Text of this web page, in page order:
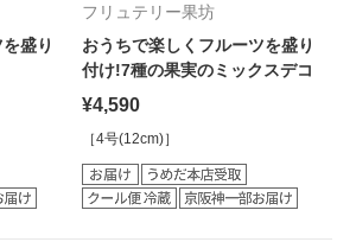
盛り
フリュテリー果坊
おうちで楽しくフルーツを盛り
付け!7種の果実のミックスデコ
¥4,590
［4号(12cm)］